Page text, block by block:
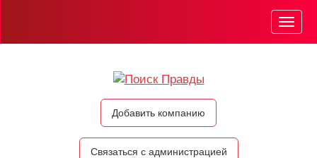
Добавить компанию
Связаться с администрацией
Меню